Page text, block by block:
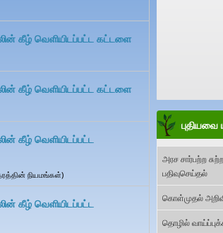
கீழ் வெளியிடப்பட்ட கட்டளை
கீழ் வெளியிடப்பட்ட கட்டளை
கீழ் வெளியிடப்பட்ட
நியமங்கள்)
கீழ் வெளியிடப்பட்ட
அரச சார்பற்ற
பதிவுசெய்தல்
கொள்முதல்
தொழில்